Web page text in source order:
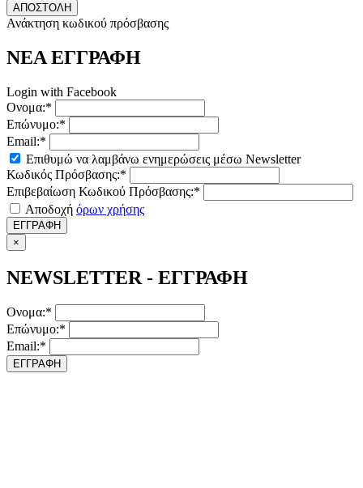
ΑΠΟΣΤΟΛΗ
Ανάκτηση κωδικού πρόσβασης
ΝΕΑ ΕΓΓΡΑΦΗ
Login with Facebook
Ονομα:*
Επώνυμο:*
Email:*
Επιθυμώ να λαμβάνω ενημερώσεις μέσω Newsletter
Κωδικός Πρόσβασης:*
Επιβεβαίωση Κωδικού Πρόσβασης:*
Αποδοχή όρων χρήσης
ΕΓΓΡΑΦΗ
×
NEWSLETTER - ΕΓΓΡΑΦΗ
Ονομα:*
Επώνυμο:*
Email:*
ΕΓΓΡΑΦΗ